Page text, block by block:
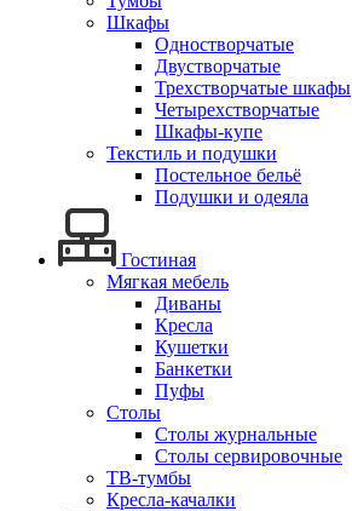
Шкафы
Одностворчатые
Двустворчатые
Трехстворчатые шкафы
Четырехстворчатые
Шкафы-купе
Текстиль и подушки
Постельное бельё
Подушки и одеяла
Гостиная
Мягкая мебель
Диваны
Кресла
Кушетки
Банкетки
Пуфы
Столы
Столы журнальные
Столы сервировочные
ТВ-тумбы
Кресла-качалки